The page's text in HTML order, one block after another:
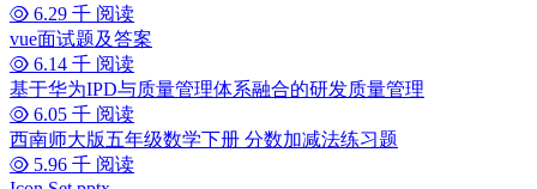
6.29 千 阅读
vue面试题及答案
6.14 千 阅读
基于华为IPD与质量管理体系融合的研发质量管理
6.05 千 阅读
西南师大版五年级数学下册 分数加减法练习题
5.96 千 阅读